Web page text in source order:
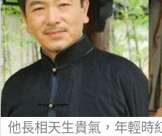
他長相天生貴氣，年輕時